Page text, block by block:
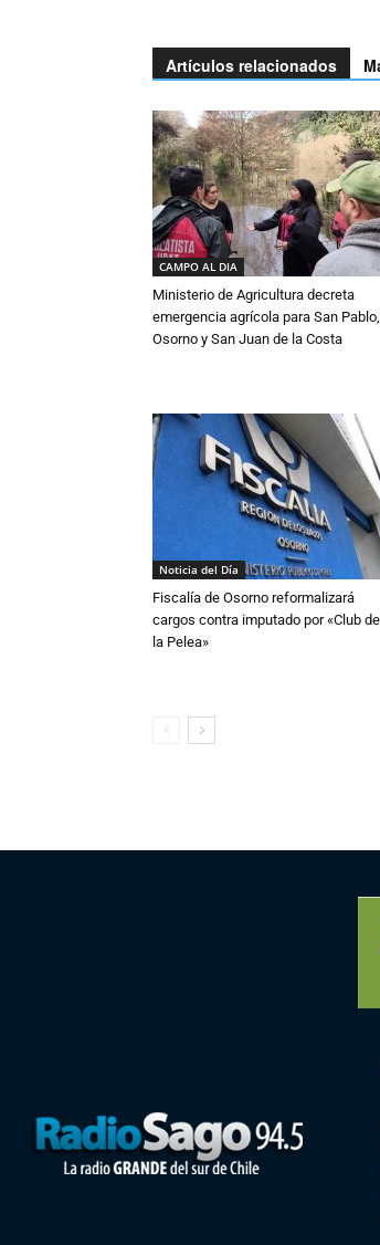
Artículos relacionados
CAMPO AL DIA
Ministerio de Agricultura decreta
emergencia agrícola para San Pablo,
Osorno y San Juan de la Costa
Noticia del Día
Fiscalía de Osorno reformalizará
cargos contra imputado por «Club de
la Pelea»